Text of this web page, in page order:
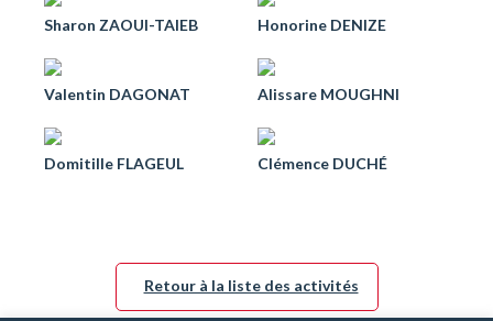
Sharon ZAOUI-TAIEB Honorine DENIZE
Valentin DAGONAT Alissare MOUGHNI
Domitille FLAGEUL Clémence DUCHÉ
Retour à la liste des activités